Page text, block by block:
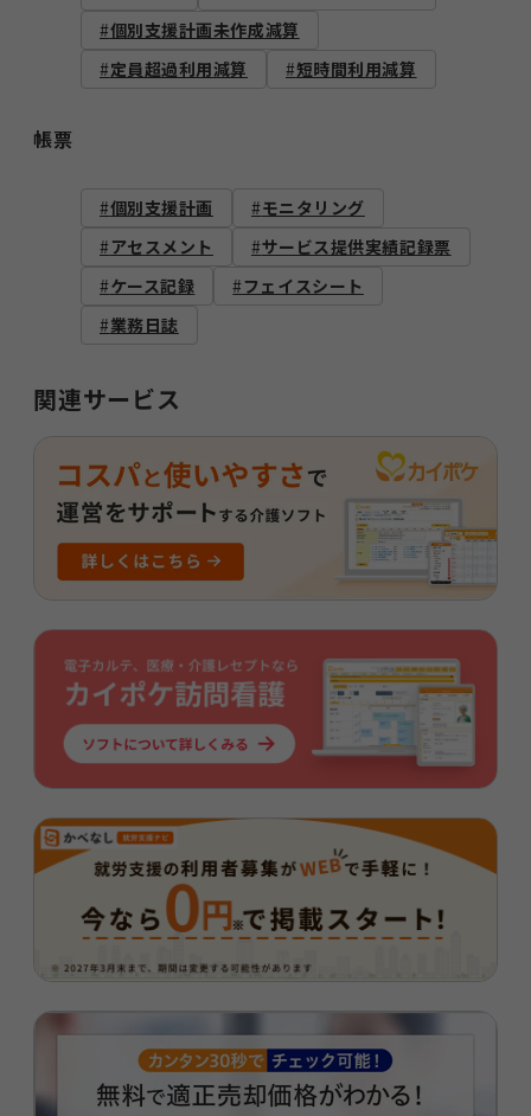
個別支援計画未作成減算
定員超過利用減算
短時間利用減算
帳票
個別支援計画
モニタリング
アセスメント
サービス提供実績記録票
ケース記録
フェイスシート
業務日誌
関連サービス